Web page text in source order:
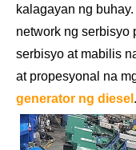
kalagayan ng
network ng serbisyo
serbisyo at mabilis
at propesyonal na
generator ng diesel .